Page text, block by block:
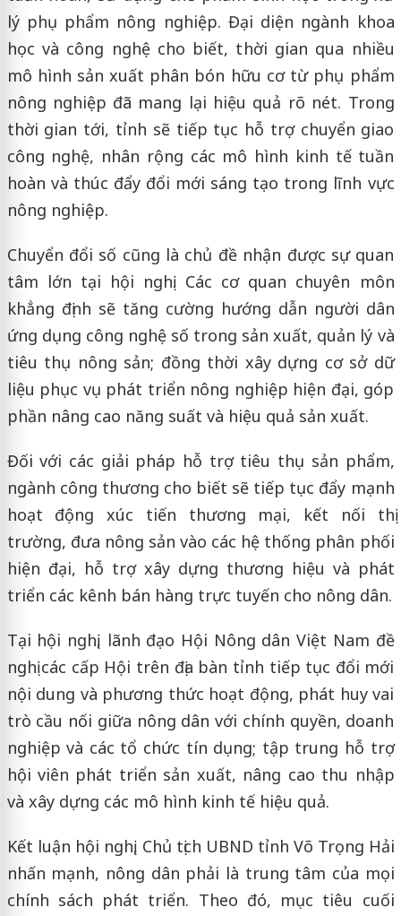
lý phụ phẩm nông nghiệp. Đại diện ngành khoa
học và công nghệ cho biết, thời gian qua nhiều
mô hình sản xuất phân bón hữu cơ từ phụ phẩm
nông nghiệp đã mang lại hiệu quả rõ nét. Trong
thời gian tới, tỉnh sẽ tiếp tục hỗ trợ chuyển giao
công nghệ, nhân rộng các mô hình kinh tế tuần
hoàn và thúc đẩy đổi mới sáng tạo trong lĩnh vực
nông nghiệp.
Chuyển đổi số cũng là chủ đề nhận được sự quan
tâm lớn tại hội nghị. Các cơ quan chuyên môn
khẳng định sẽ tăng cường hướng dẫn người dân
ứng dụng công nghệ số trong sản xuất, quản lý và
tiêu thụ nông sản; đồng thời xây dựng cơ sở dữ
liệu phục vụ phát triển nông nghiệp hiện đại, góp
phần nâng cao năng suất và hiệu quả sản xuất.
Đối với các giải pháp hỗ trợ tiêu thụ sản phẩm,
ngành công thương cho biết sẽ tiếp tục đẩy mạnh
hoạt động xúc tiến thương mại, kết nối thị
trường, đưa nông sản vào các hệ thống phân phối
hiện đại, hỗ trợ xây dựng thương hiệu và phát
triển các kênh bán hàng trực tuyến cho nông dân.
Tại hội nghị, lãnh đạo Hội Nông dân Việt Nam đề
nghị các cấp Hội trên địa bàn tỉnh tiếp tục đổi mới
nội dung và phương thức hoạt động, phát huy vai
trò cầu nối giữa nông dân với chính quyền, doanh
nghiệp và các tổ chức tín dụng; tập trung hỗ trợ
hội viên phát triển sản xuất, nâng cao thu nhập
và xây dựng các mô hình kinh tế hiệu quả.
Kết luận hội nghị, Chủ tịch UBND tỉnh Võ Trọng Hải
nhấn mạnh, nông dân phải là trung tâm của mọi
chính sách phát triển. Theo đó, mục tiêu cuối